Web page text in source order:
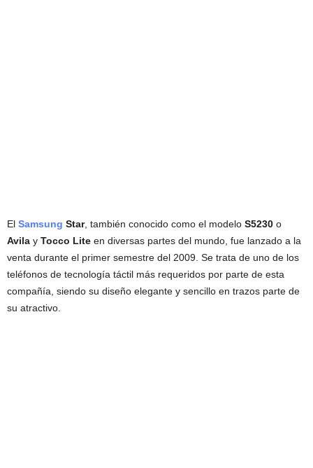
El Samsung Star, también conocido como el modelo S5230 o
Avila y Tocco Lite en diversas partes del mundo, fue lanzado a la
venta durante el primer semestre del 2009. Se trata de uno de los
teléfonos de tecnología táctil más requeridos por parte de esta
compañía, siendo su diseño elegante y sencillo en trazos parte de
su atractivo.